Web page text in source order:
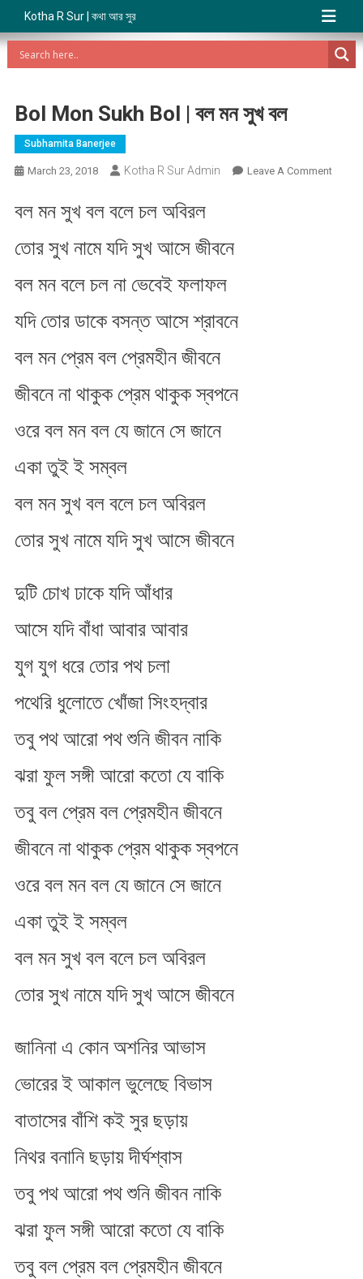
Kotha R Sur | কথা আর সুর
Bol Mon Sukh Bol | বল মন সুখ বল
Subhamita Banerjee
March 23, 2018 Kotha R Sur Admin Leave A CommentOn
বল মন সুখ বল বলে চল অবিরল
তোর সুখ নামে যদি সুখ আসে জীবনে
বল মন বলে চল না ভেবেই ফলাফল
যদি তোর ডাকে বসন্ত আসে শ্রাবনে
বল মন প্রেম বল প্রেমহীন জীবনে
জীবনে না থাকুক প্রেম থাকুক স্বপনে
ওরে বল মন বল যে জানে সে জানে
একা তুই ই সম্বল
বল মন সুখ বল বলে চল অবিরল
তোর সুখ নামে যদি সুখ আসে জীবনে
দুটি চোখ ঢাকে যদি আঁধার
আসে যদি বাঁধা আবার আবার
যুগ যুগ ধরে তোর পথ চলা
পথেরি ধুলোতে খোঁজা সিংহদ্বার
তবু পথ আরো পথ শুনি জীবন নাকি
ঝরা ফুল সঙ্গী আরো কতো যে বাকি
তবু বল প্রেম বল প্রেমহীন জীবনে
জীবনে না থাকুক প্রেম থাকুক স্বপনে
ওরে বল মন বল যে জানে সে জানে
একা তুই ই সম্বল
বল মন সুখ বল বলে চল অবিরল
তোর সুখ নামে যদি সুখ আসে জীবনে
জানিনা এ কোন অশনির আভাস
ভোরের ই আকাল ভুলেছে বিভাস
বাতাসের বাঁশি কই সুর ছড়ায়
নিথর বনানি ছড়ায় দীর্ঘশ্বাস
তবু পথ আরো পথ শুনি জীবন নাকি
ঝরা ফুল সঙ্গী আরো কতো যে বাকি
তবু বল প্রেম বল প্রেমহীন জীবনে